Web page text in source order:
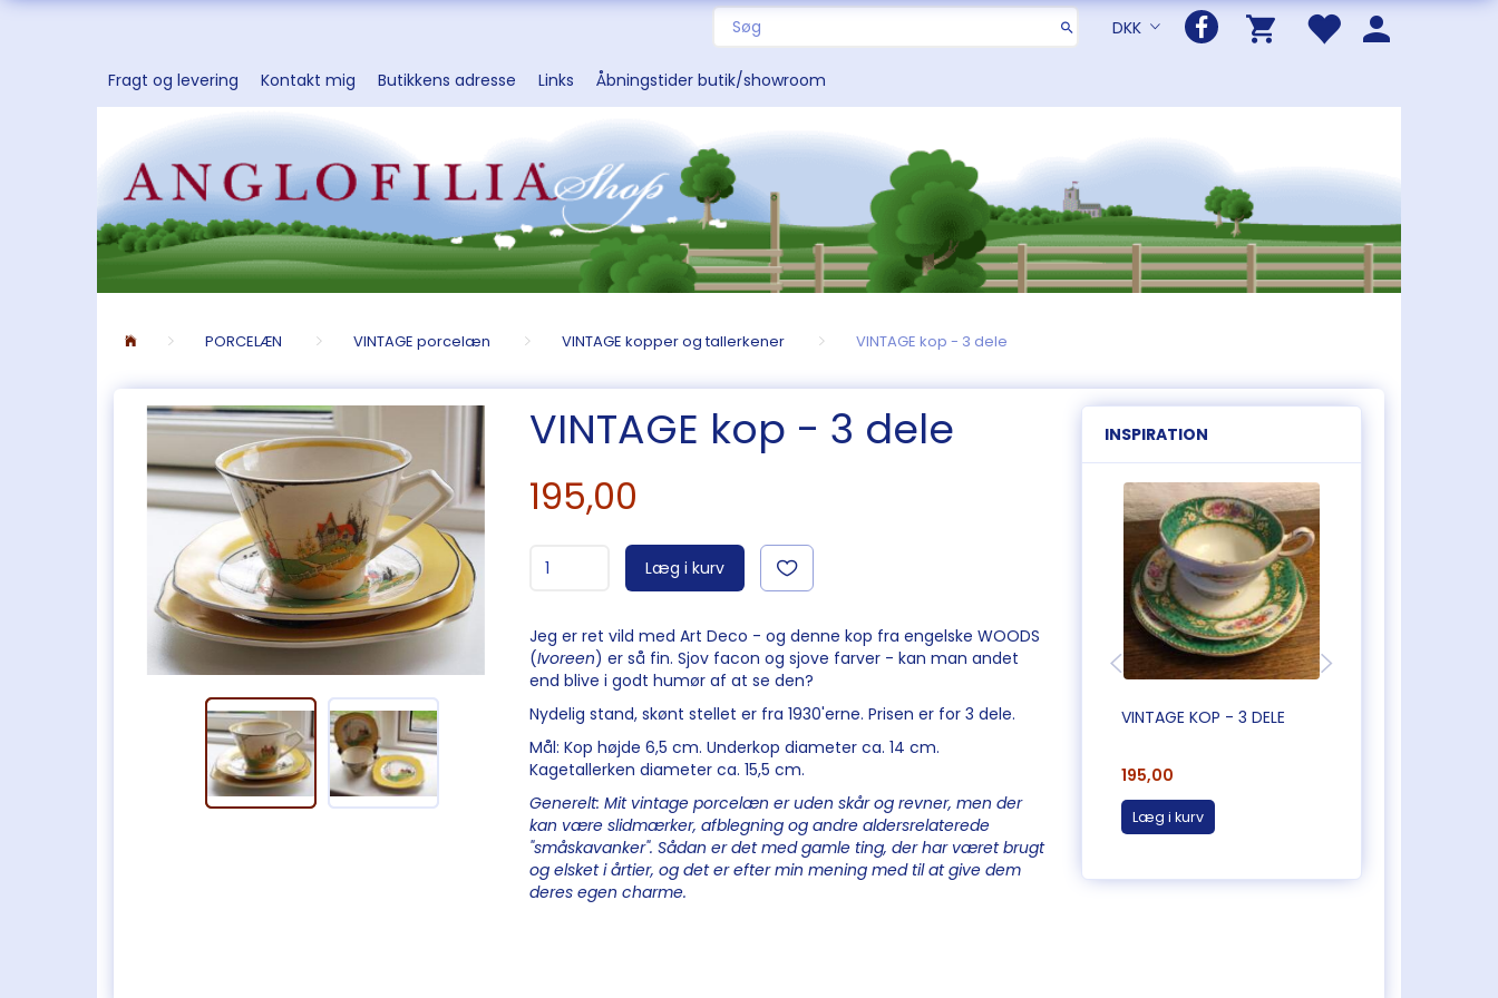
DKK
Fragt og levering Kontakt mig Butikkens adresse Links Åbningstider butik/showroom
PORCELÆN VINTAGE porcelæn VINTAGE kopper og tallerkener VINTAGE kop - 3 dele
VINTAGE kop - 3 dele
195,00
Læg i kurv
Jeg er ret vild med Art Deco - og denne kop fra engelske WOODS
(Ivoreen) er så fin. Sjov facon og sjove farver - kan man andet
end blive i godt humør af at se den?
Nydelig stand, skønt stellet er fra 1930'erne. Prisen er for 3 dele.
Mål: Kop højde 6,5 cm. Underkop diameter ca. 14 cm.
Kagetallerken diameter ca. 15,5 cm.
Generelt: Mit vintage porcelæn er uden skår og revner, men der
kan være slidmærker, afblegning og andre aldersrelaterede
"småskavanker". Sådan er det med gamle ting, der har været brugt
og elsket i årtier, og det er efter min mening med til at give dem
deres egen charme.
INSPIRATION
VINTAGE KOP - 3 DELE
195,00
Læg i kurv